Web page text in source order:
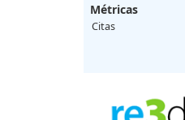
Métricas
Citas